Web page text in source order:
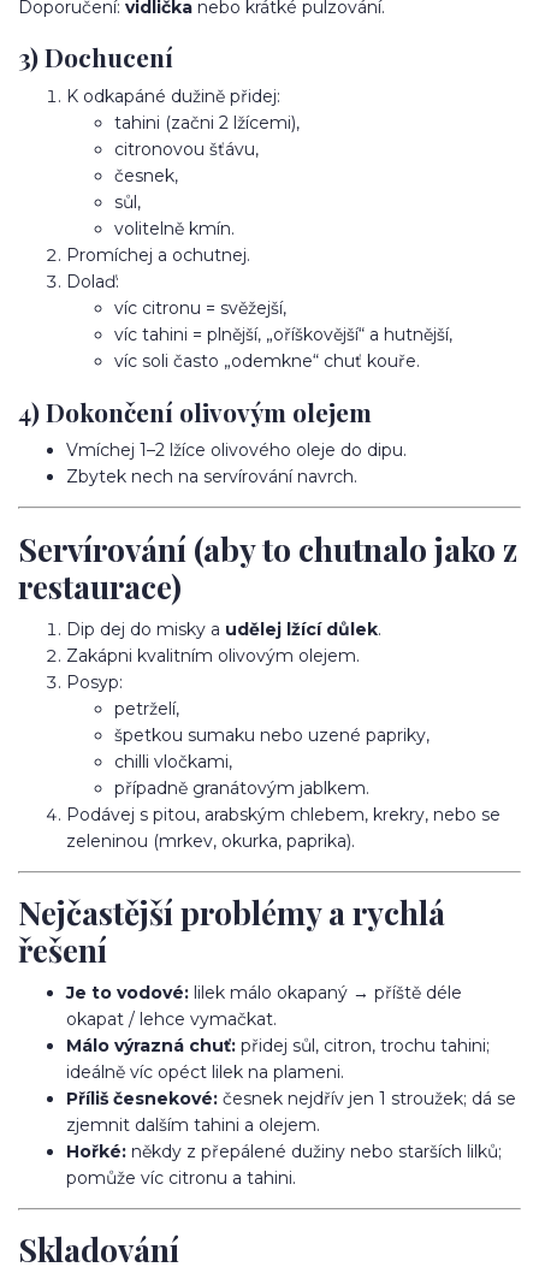
Doporučení: vidlička nebo krátké pulzování.
3) Dochucení
K odkapáné dužině přidej:
tahini (začni 2 lžícemi),
citronovou šťávu,
česnek,
sůl,
volitelně kmín.
Promíchej a ochutnej.
Dolaď:
víc citronu = svěžejší,
víc tahini = plnější, „oříškovější“ a hutnější,
víc soli často „odemkne“ chuť kouře.
4) Dokončení olivovým olejem
Vmíchej 1–2 lžíce olivového oleje do dipu.
Zbytek nech na servírování navrch.
Servírování (aby to chutnalo jako z
restaurace)
Dip dej do misky a udělej lžící důlek.
Zakápni kvalitním olivovým olejem.
Posyp:
petrželí,
špetkou sumaku nebo uzené papriky,
chilli vločkami,
případně granátovým jablkem.
Podávej s pitou, arabským chlebem, krekry, nebo se
zeleninou (mrkev, okurka, paprika).
Nejčastější problémy a rychlá
řešení
Je to vodové: lilek málo okapaný → příště déle
okapat / lehce vymačkat.
Málo výrazná chuť: přidej sůl, citron, trochu tahini;
ideálně víc opéct lilek na plameni.
Příliš česnekové: česnek nejdřív jen 1 stroužek; dá se
zjemnit dalším tahini a olejem.
Hořké: někdy z přepálené dužiny nebo starších lilků;
pomůže víc citronu a tahini.
Skladování